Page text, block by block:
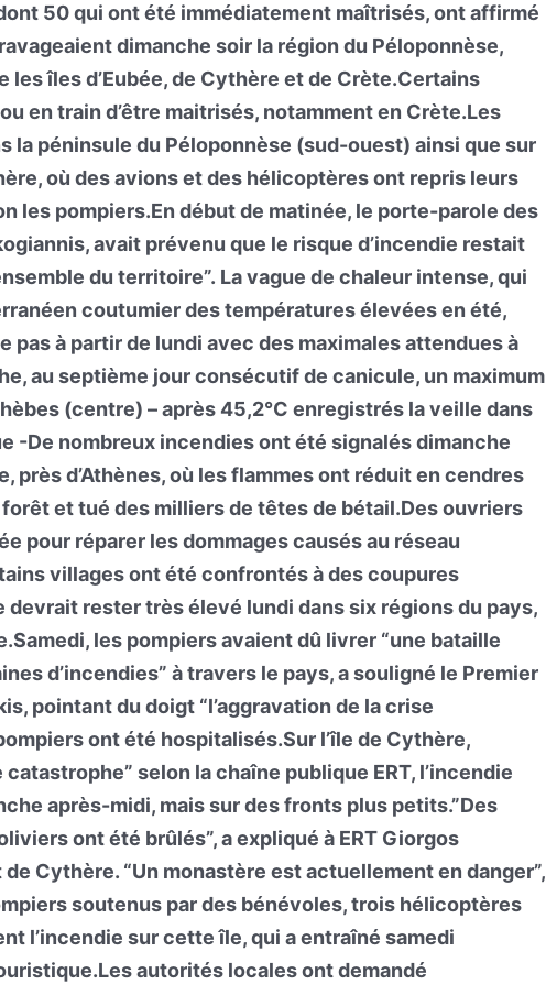
50 qui ont été immédiatement maîtrisés, ont affirmé
dimanche soir la région du Péloponnèse,
les îles d’Eubée, de Cythère et de Crète.Certains
en train d’être maitrisés, notamment en Crète.Les
la péninsule du Péloponnèse (sud-ouest) ainsi que sur
où des avions et des hélicoptères ont repris leurs
les pompiers.En début de matinée, le porte-parole des
avait prévenu que le risque d’incendie restait
du territoire”. La vague de chaleur intense, qui
coutumier des températures élevées en été,
pas à partir de lundi avec des maximales attendues à
au septième jour consécutif de canicule, un maximum
(centre) – après 45,2°C enregistrés la veille dans
-De nombreux incendies ont été signalés dimanche
près d’Athènes, où les flammes ont réduit en cendres
et tué des milliers de têtes de bétail.Des ouvriers
pour réparer les dommages causés au réseau
villages ont été confrontés à des coupures
devrait rester très élevé lundi dans six régions du pays,
les pompiers avaient dû livrer “une bataille
d’incendies” à travers le pays, a souligné le Premier
pointant du doigt “l’aggravation de la crise
ont été hospitalisés.Sur l’île de Cythère,
selon la chaîne publique ERT, l’incendie
après-midi, mais sur des fronts plus petits.”Des
ont été brûlés”, a expliqué à ERT Giorgos
Cythère. “Un monastère est actuellement en danger”,
soutenus par des bénévoles, trois hélicoptères
l’incendie sur cette île, qui a entraîné samedi
autorités locales ont demandé